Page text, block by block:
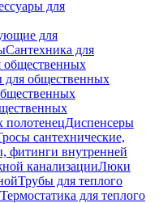
для
для
Сантехника для
общественных
для общественных
полотенецДиспенсеры
сантехнические,
фитинги внутренней
канализацииЛюки
Трубы для теплого
Термостатика для теплого